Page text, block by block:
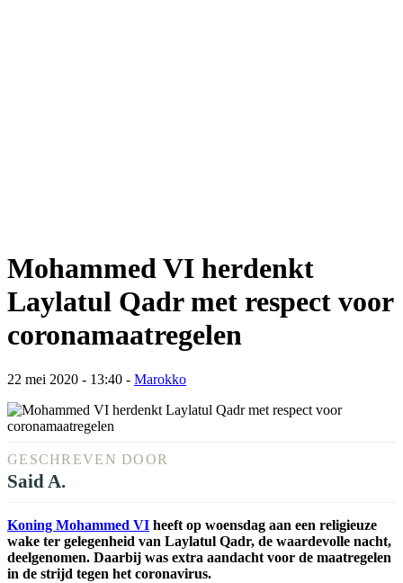
Mohammed VI herdenkt
Laylatul Qadr met respect voor
coronamaatregelen
22 mei 2020 - 13:40 - Marokko
GESCHREVEN DOOR
Said A.
Koning Mohammed VI heeft op woensdag aan een religieuze
wake ter gelegenheid van Laylatul Qadr, de waardevolle nacht,
deelgenomen. Daarbij was extra aandacht voor de maatregelen
in de strijd tegen het coronavirus.